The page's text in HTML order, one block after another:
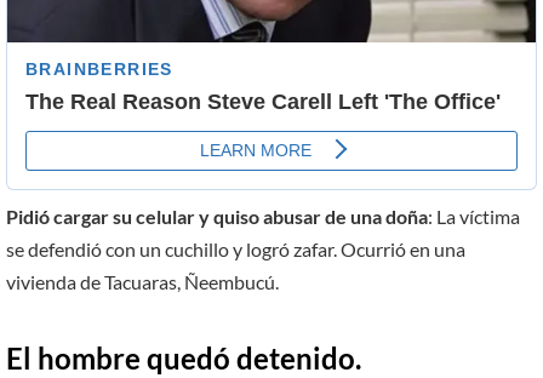
Pidió cargar su celular y quiso abusar de una doña: La víctima
se defendió con un cuchillo y logró zafar. Ocurrió en una
vivienda de Tacuaras, Ñeembucú.
El hombre quedó detenido.